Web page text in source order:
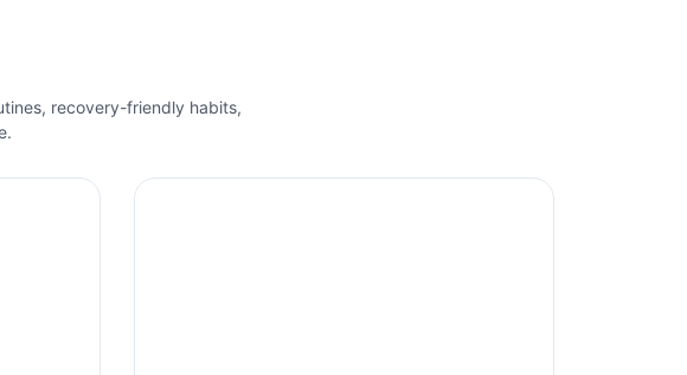
recovery-friendly habits,